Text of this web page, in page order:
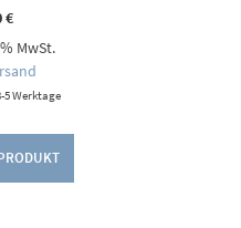
€
MwSt.
5 Werktage